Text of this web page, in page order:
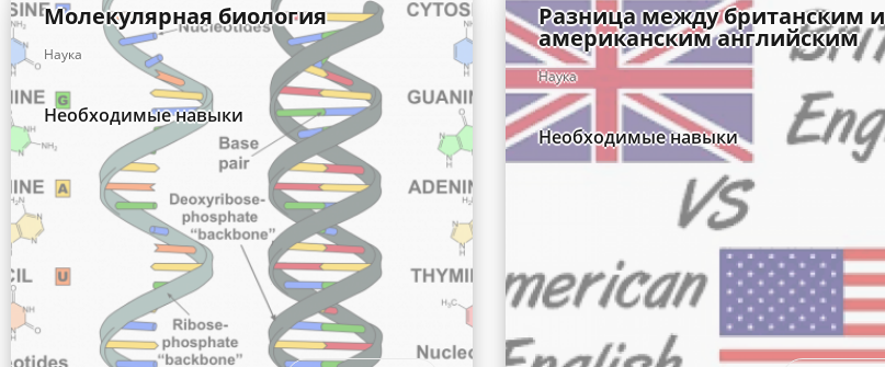
Молекулярная биология
Наука
Необходимые навыки
Разница между британским и
американским английским
Наука
Необходимые навыки